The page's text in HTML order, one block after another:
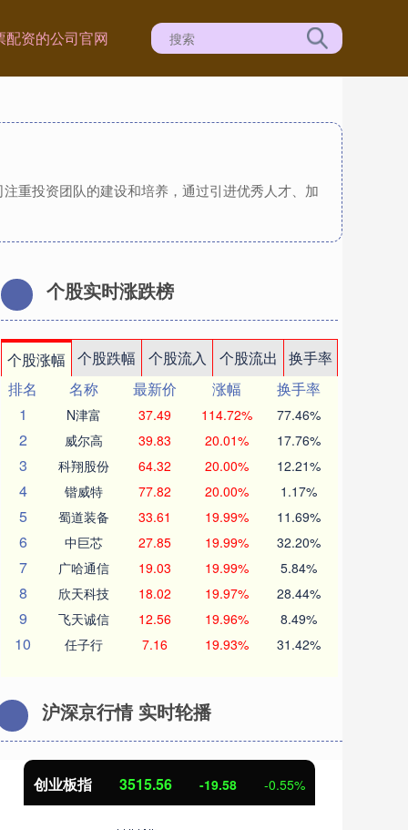
配资的公司官网
重投资团队的建设和培养，通过引进优秀人才、加
个股实时涨跌榜
个股涨幅 个股跌幅 个股流入 个股流出
换手率
排名
名称 最新价 涨幅
换手率
1
N津富 37.49 114.72% 77.46%
2 威尔高 39.83 20.01% 17.76%
3 科翔股份 64.32 20.00% 12.21%
4 锴威特 77.82 20.00% 1.17%
5 蜀道装备 33.61 19.99% 11.69%
6 中巨芯 27.85 19.99% 32.20%
7 广哈通信 19.03 19.99% 5.84%
8 欣天科技 18.02 19.97% 28.44%
9 飞天诚信 12.56 19.96% 8.49%
10 任子行 7.16 19.93% 31.42%
沪深京行情 实时轮播
创业板指 3515.56 -19.58 -0.55%